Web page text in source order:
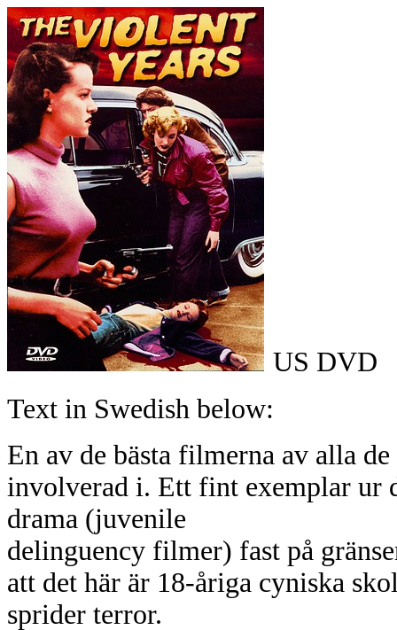
US DVD
Text in Swedish below:
En av de bästa filmerna av alla
involverad i. Ett fint exemplar ur
drama (juvenile
delinguency filmer) fast på
att det här är 18-åriga cyniska
sprider terror.